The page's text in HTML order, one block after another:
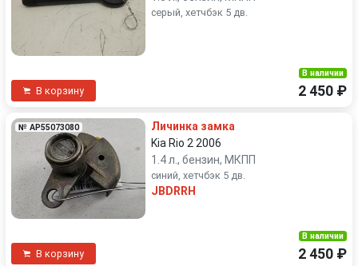
серый, хетчбэк 5 дв.
В корзину
В наличии
2 450 ₽
№ AP55073080
Личинка замка
Kia Rio 2 2006
1.4 л., бензин, МКПП
синий, хетчбэк 5 дв.
JBDRRH
В корзину
В наличии
2 450 ₽